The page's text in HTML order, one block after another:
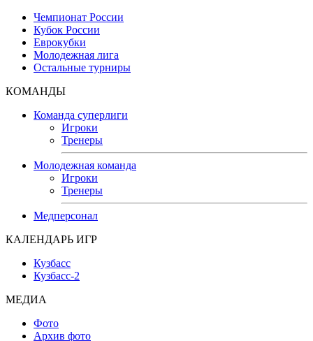
Чемпионат России
Кубок России
Еврокубки
Молодежная лига
Остальные турниры
КОМАНДЫ
Команда суперлиги
Игроки
Тренеры
Молодежная команда
Игроки
Тренеры
Медперсонал
КАЛЕНДАРЬ ИГР
Кузбасс
Кузбасс-2
МЕДИА
Фото
Архив фото